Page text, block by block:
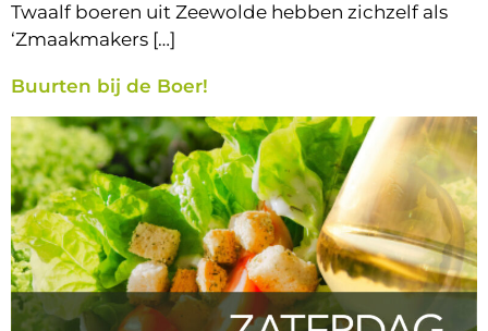
Twaalf boeren uit Zeewolde hebben zichzelf als
‘Zmaakmakers […]
Buurten bij de Boer!